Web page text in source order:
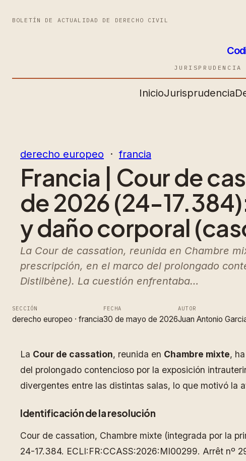
BOLETÍN DE ACTUALIDAD DE DERECHO CIVIL
InicioJurisprudencia
derecho europeo
  ·
francia
Francia | Cour de
de 2026 (24-
y daño corporal
La Cour de cassation, reunida en Chambre
prescripción, en el marco del prolongado
Distilbène). La cuestión enfrentaba…
SECCIÓN
derecho europeo · francia
FECHA
30 de mayo de 2026
AUTOR
Juan Antonio
La Cour de cassation, reunida en Chambre mixte,
del prolongado contencioso por la exposición
divergentes entre las distintas salas, lo que motivó la
Identificación de la resolución
Cour de cassation, Chambre mixte (integrada por la
24-17.384. ECLI:FR:CCASS:2026:MI00299. Arrêt nº